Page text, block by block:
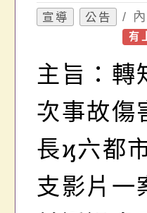
看停」
下載運
助播放
宣導 公告 /
有
主旨：轉
次事故傷
長ϗ六都
支影片一